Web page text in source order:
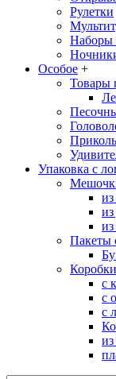
Рулетки
Наборы
Особое +
Товары
Упаковка с
из
Пакеты
с
с
с
из